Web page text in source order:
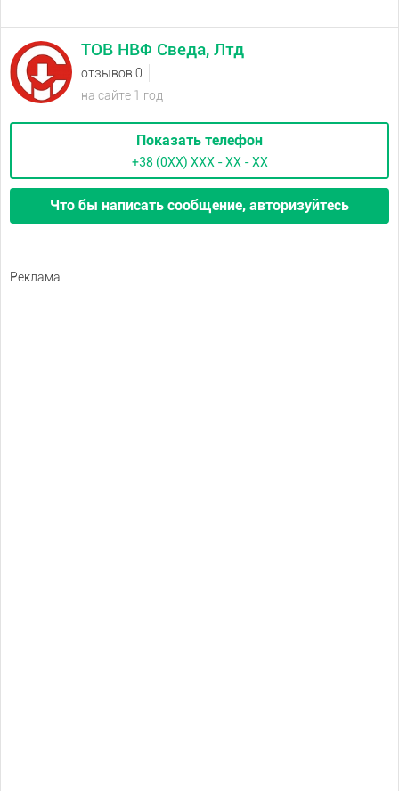
ТОВ НВФ Сведа, Лтд
отзывов 0
на сайте 1 год
Показать телефон
+38 (0XX) ХХХ - ХХ - ХХ
Что бы написать сообщение, авторизуйтесь
Реклама